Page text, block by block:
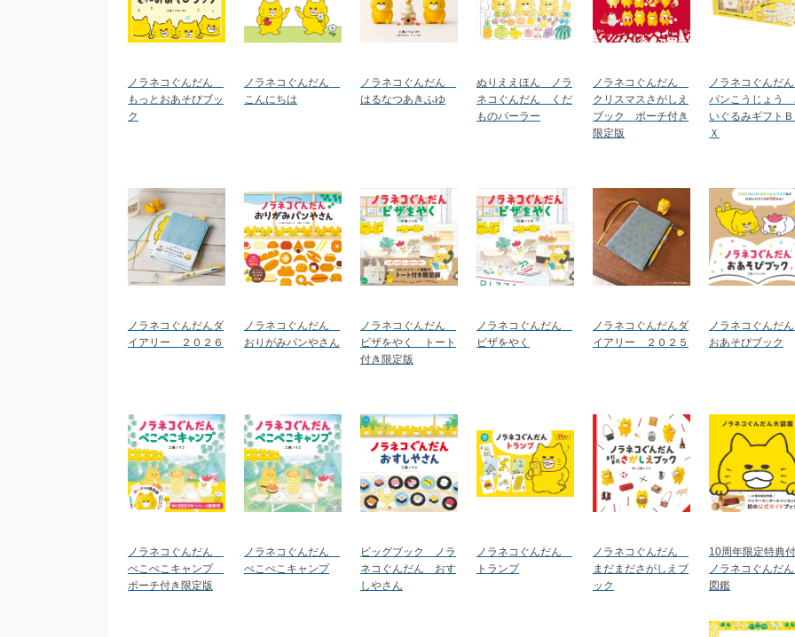
ノラネコぐんだん
もっとおあそびブッ
ク
ノラネコぐんだん
こんにちは
ノラネコぐんだん
はるなつあきふゆ
ぬりええほん ノラ
ネコぐんだん くだ
ものパーラー
ノラネコぐんだん
クリスマスさがしえ
ブック ポーチ付き
限定版
ノラネコぐんだ
パンこうじょう
いぐるみギフト
Ｘ
ノラネコぐんだんダ
イアリー ２０２６
ノラネコぐんだん
おりがみパンやさん
ノラネコぐんだん
ピザをやく トート
付き限定版
ノラネコぐんだん
ピザをやく
ノラネコぐんだんダ
イアリー ２０２５
ノラネコぐんだ
おあそびブック
ノラネコぐんだん
ぺこぺこキャンプ
ポーチ付き限定版
ノラネコぐんだん
ぺこぺこキャンプ
ビッグブック ノラ
ネコぐんだん おす
しやさん
ノラネコぐんだん
トランプ
ノラネコぐんだん
まだまださがしえブ
ック
10周年限定特典
ノラネコぐんだ
図鑑